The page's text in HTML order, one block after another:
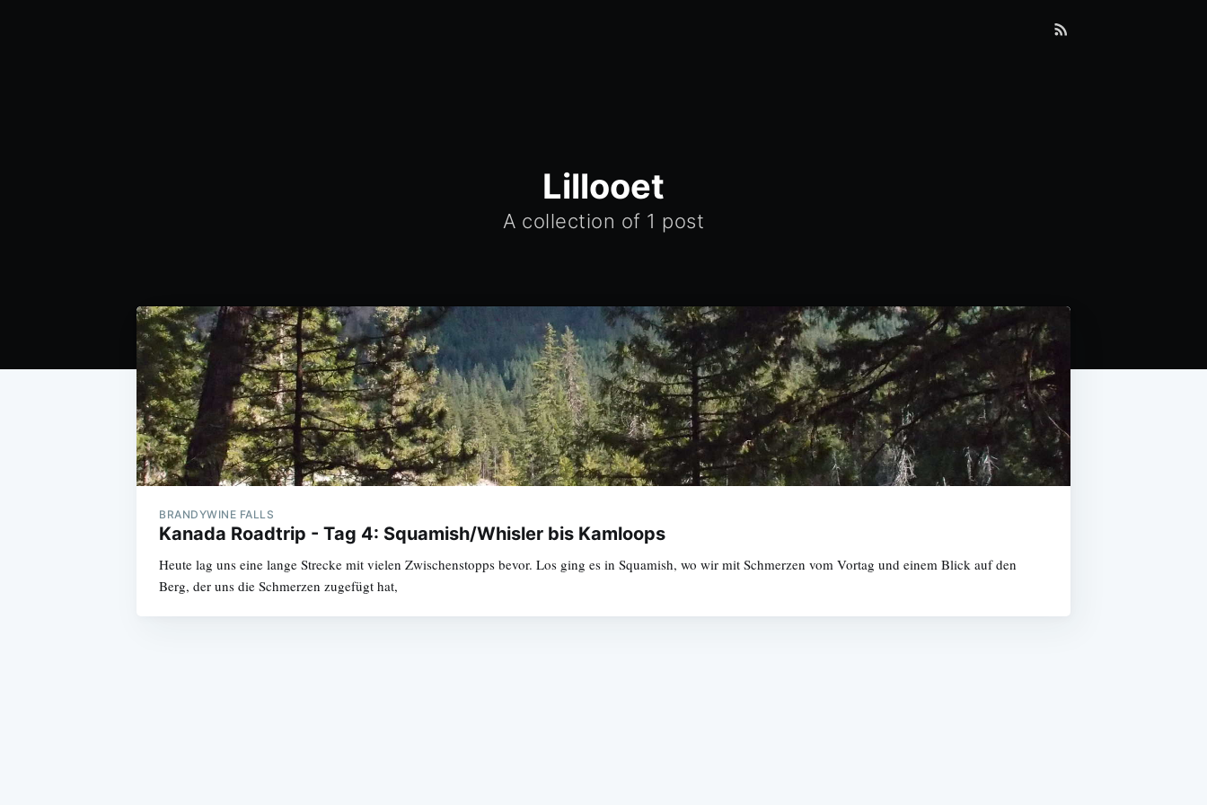
Lillooet
A collection of 1 post
BRANDYWINE FALLS
Kanada Roadtrip - Tag 4: Squamish/Whisler bis Kamloops
Heute lag uns eine lange Strecke mit vielen Zwischenstopps bevor. Los ging es in Squamish, wo wir mit Schmerzen vom Vortag und einem Blick auf den
Berg, der uns die Schmerzen zugefügt hat,